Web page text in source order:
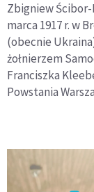
Zbigniew Ścibor-
marca 1917 r. w
(obecnie
żołnierzem
Franciszka
Powstania